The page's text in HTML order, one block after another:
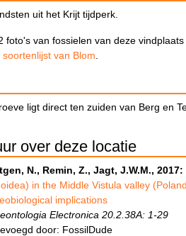
uit het Krijt tijdperk.
foto's van fossielen van deze
soortenlijst van Blom
ligt direct ten zuiden van Berg en
over deze locatie
N., Remin, Z., Jagt, J.W.M., 2017:
in the Middle Vistula valley
implications
Electronica 20.2.38A: 1-29
door: FossilDude